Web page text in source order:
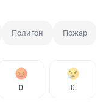
Полигон Пожар
0 0